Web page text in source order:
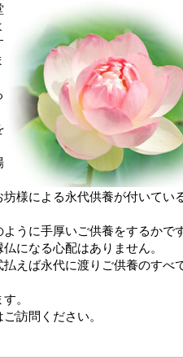
様による永代供養が付いてい
うに手厚いご供養をするかで
になる心配はありません。
えば永代に渡りご供養のすべ
。
訪問ください。